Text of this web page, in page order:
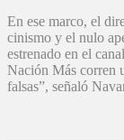
En ese marco, el
cinismo y el nulo
estrenado en el
Nación Más corren
falsas”, señaló